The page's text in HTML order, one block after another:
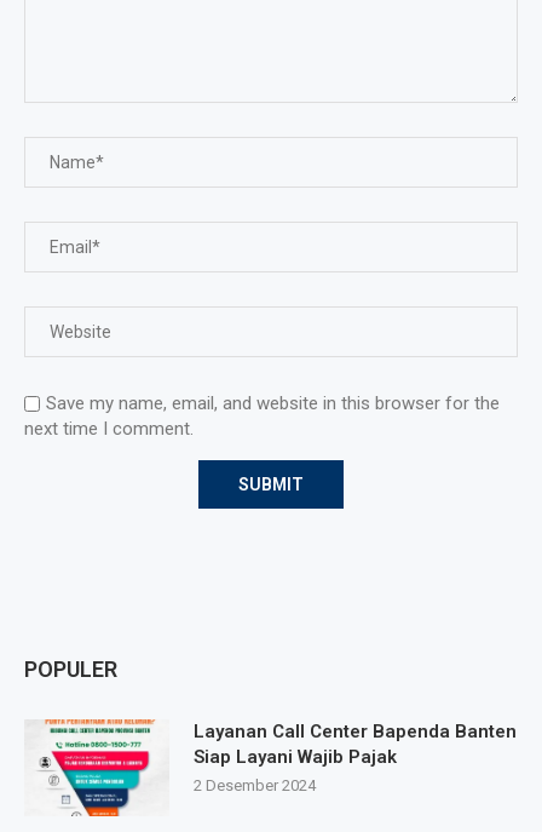
Save my name, email, and website in this browser for the
next time I comment.
POPULER
Layanan Call Center Bapenda Banten
Siap Layani Wajib Pajak
2 Desember 2024